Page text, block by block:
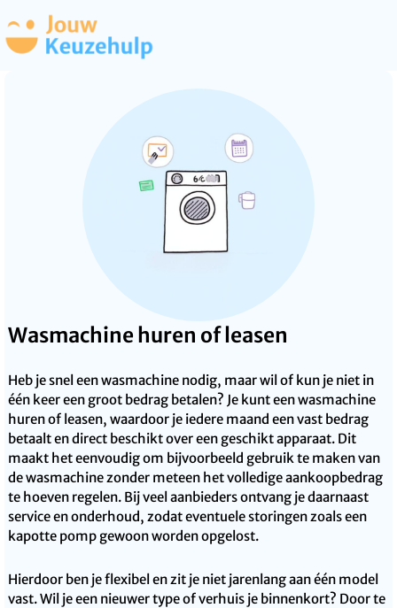
Wasmachine huren of leasen
Heb je snel een wasmachine nodig, maar wil of kun je niet in
één keer een groot bedrag betalen? Je kunt een wasmachine
huren of leasen, waardoor je iedere maand een vast bedrag
betaalt en direct beschikt over een geschikt apparaat. Dit
maakt het eenvoudig om bijvoorbeeld gebruik te maken van
de wasmachine zonder meteen het volledige aankoopbedrag
te hoeven regelen. Bij veel aanbieders ontvang je daarnaast
service en onderhoud, zodat eventuele storingen zoals een
kapotte pomp gewoon worden opgelost.
Hierdoor ben je flexibel en zit je niet jarenlang aan één model
vast. Wil je een nieuwer type of verhuis je binnenkort? Door te